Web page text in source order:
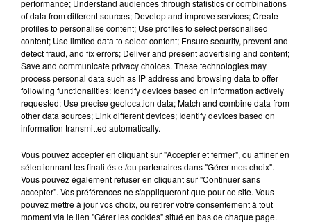
Futuroscope Xperiences !
Le Duel - Gagnez votre balade
en jet ski !
Podcasts Voir plus
performance; Understand audiences through statistics or combinations
of data from different sources; Develop and improve services; Create
profiles to personalise content; Use profiles to select personalised
content; Use limited data to select content; Ensure security, prevent and
detect fraud, and fix errors; Deliver and present advertising and content;
Save and communicate privacy choices. These technologies may
process personal data such as IP address and browsing data to offer
following functionalities: Identify devices based on information actively
requested; Use precise geolocation data; Match and combine data from
other data sources; Link different devices; Identify devices based on
information transmitted automatically.
Vous pouvez accepter en cliquant sur "Accepter et fermer", ou affiner en
sélectionnant les finalités et/ou partenaires dans "Gérer mes choix".
Vous pouvez également refuser en cliquant sur "Continuer sans
accepter". Vos préférences ne s'appliqueront que pour ce site. Vous
pouvez mettre à jour vos choix, ou retirer votre consentement à tout
moment via le lien "Gérer les cookies" situé en bas de chaque page.